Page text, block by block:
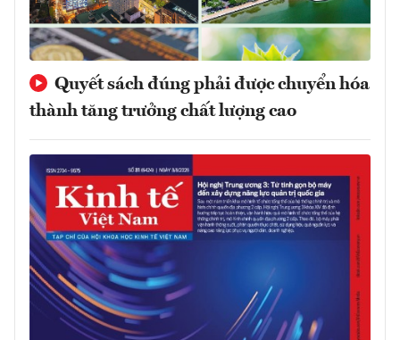
Quyết sách đúng phải được chuyển hóa
thành tăng trưởng chất lượng cao